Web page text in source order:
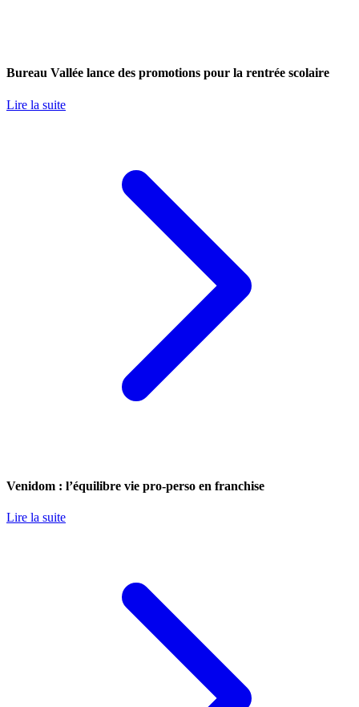
Bureau Vallée lance des promotions pour la rentrée scolaire
Lire la suite
Venidom : l’équilibre vie pro-perso en franchise
Lire la suite